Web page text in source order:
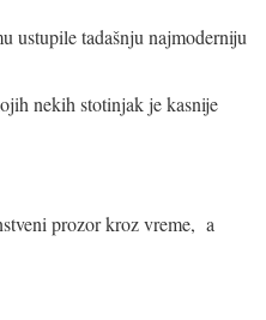
ustupile tadašnju najmoderniju
nekih stotinjak je kasnije
prozor kroz vreme, a